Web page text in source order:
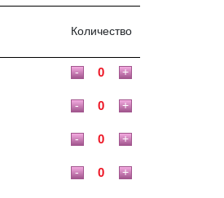
Количество
+
-
+
-
+
-
+
-